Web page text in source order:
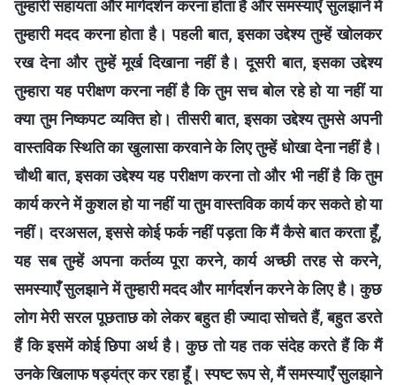
तुम्हारी सहायता और मार्गदर्शन करना होता है और समस्याएँ सुलझाने में
तुम्हारी मदद करना होता है। पहली बात, इसका उद्देश्य तुम्हें खोलकर
रख देना और तुम्हें मूर्ख दिखाना नहीं है। दूसरी बात, इसका उद्देश्य
तुम्हारा यह परीक्षण करना नहीं है कि तुम सच बोल रहे हो या नहीं या
क्या तुम निष्कपट व्यक्ति हो। तीसरी बात, इसका उद्देश्य तुमसे अपनी
वास्तविक स्थिति का खुलासा करवाने के लिए तुम्हें धोखा देना नहीं है।
चौथी बात, इसका उद्देश्य यह परीक्षण करना तो और भी नहीं है कि तुम
कार्य करने में कुशल हो या नहीं या तुम वास्तविक कार्य कर सकते हो या
नहीं। दरअसल, इससे कोई फर्क नहीं पड़ता कि मैं कैसे बात करता हूँ,
यह सब तुम्हें अपना कर्तव्य पूरा करने, कार्य अच्छी तरह से करने,
समस्याएँ सुलझाने में तुम्हारी मदद और मार्गदर्शन करने के लिए है। कुछ
लोग मेरी सरल पूछताछ को लेकर बहुत ही ज्यादा सोचते हैं, बहुत डरते
हैं कि इसमें कोई छिपा अर्थ है। कुछ तो यह तक संदेह करते हैं कि मैं
उनके खिलाफ षड्यंत्र कर रहा हूँ। स्पष्ट रूप से, मैं समस्याएँ सुलझाने